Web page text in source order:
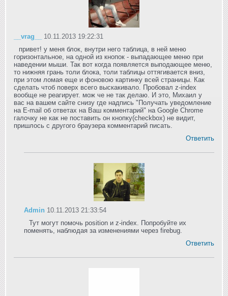
__vrag__
10.11.2013 19:22:31
привет! у меня блок, внутри него таблица, в ней меню
горизонтальное, на одной из кнопок - выпадающее меню при
наведении мыши. Так вот когда появляется выподающее меню,
то нижняя грань толи блока, толи таблицы оттягивается вниз,
при этом ломая еще и фоновою картинку всей страницы. Как
сделать чтоб поверх всего выскакивало. Пробовал z-index
вообще не реагирует. мож че не так делаю. И это, Михаил у
вас на вашем сайте снизу где надпись "Получать уведомление
на E-mail об ответах на Ваш комментарий" на Google Chrome
галочку не как не поставить он кнопку(checkbox) не видит,
пришлось с другого браузера комментарий писать.
Ответить
Admin 10.11.2013 21:33:54
Тут могут помочь position и z-index. Попробуйте их
поменять, наблюдая за изменениями через firebug.
Ответить